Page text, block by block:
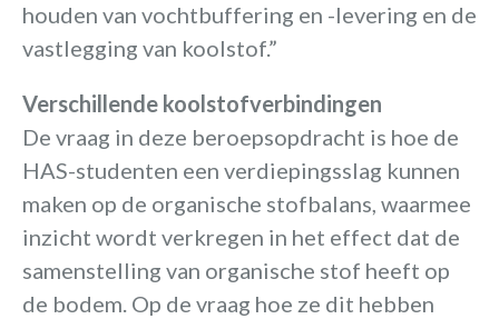
houden van vochtbuffering en -levering en de
vastlegging van koolstof.”
Verschillende koolstofverbindingen
De vraag in deze beroepsopdracht is hoe de
HAS-studenten een verdiepingsslag kunnen
maken op de organische stofbalans, waarmee
inzicht wordt verkregen in het effect dat de
samenstelling van organische stof heeft op
de bodem. Op de vraag hoe ze dit hebben